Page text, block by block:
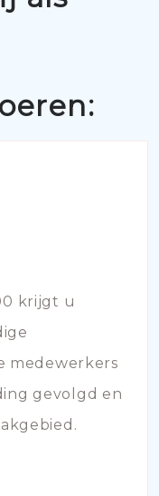
krijgt u
medewerkers
gevolgd en